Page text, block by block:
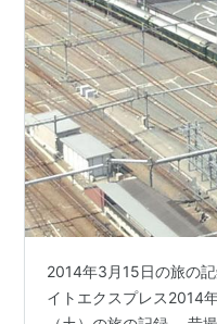
2014年3月15日の旅の
イトエクスプレス2014